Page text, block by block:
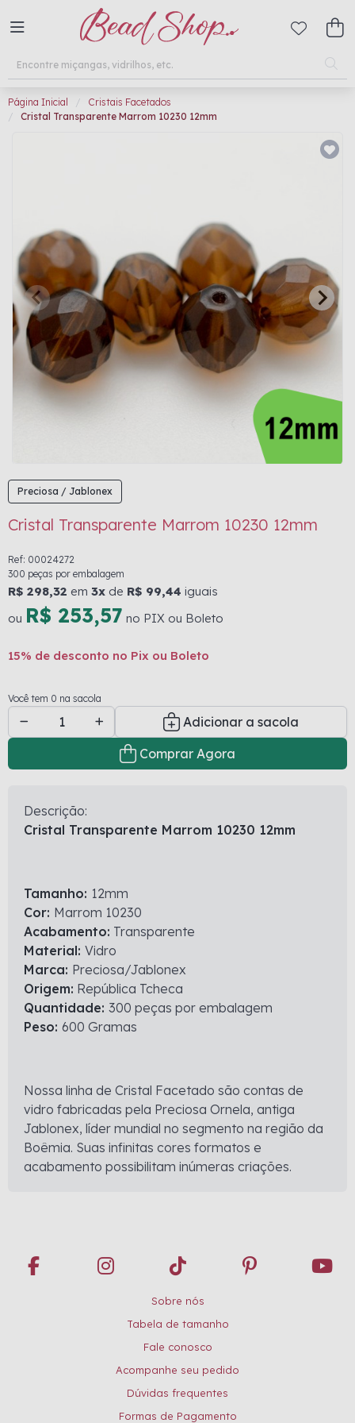
Página Inicial
Cristais Facetados
Cristal Transparente Marrom 10230 12mm
Preciosa / Jablonex
Cristal Transparente Marrom 10230 12mm
Ref: 00024272
300 peças por embalagem
R$ 298,32 em 3x de R$ 99,44 iguais
ou R$ 253,57 no PIX ou Boleto
15% de desconto no Pix ou Boleto
Você tem 0 na sacola
Adicionar a sacola
Comprar Agora
Descrição:
Cristal Transparente Marrom 10230 12mm
Tamanho: 12mm
Cor: Marrom 10230
Acabamento: Transparente
Material: Vidro
Marca: Preciosa/Jablonex
Origem: República Tcheca
Quantidade: 300 peças por embalagem
Peso: 600 Gramas
Nossa linha de Cristal Facetado são contas de
vidro fabricadas pela Preciosa Ornela, antiga
Jablonex, líder mundial no segmento na região da
Boêmia. Suas infinitas cores formatos e
acabamento possibilitam inúmeras criações.
Sobre nós
Tabela de tamanho
Fale conosco
Acompanhe seu pedido
Dúvidas frequentes
Formas de Pagamento